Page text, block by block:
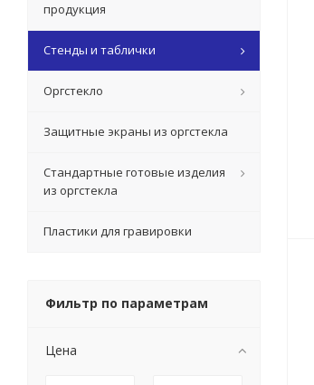
продукция
Стенды и таблички
Оргстекло
Защитные экраны из оргстекла
Стандартные готовые изделия
из оргстекла
Пластики для гравировки
Фильтр по параметрам
Цена